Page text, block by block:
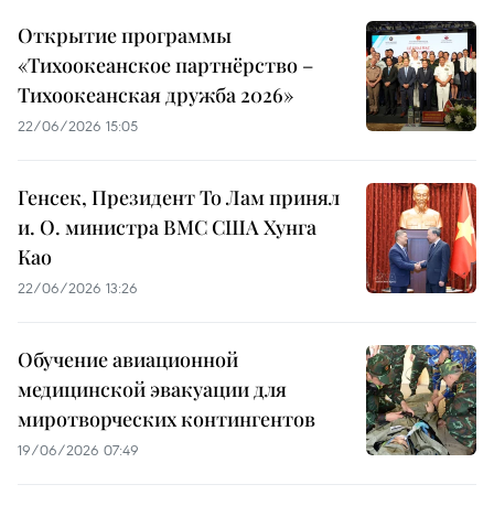
Открытие программы
«Тихоокеанское партнёрство –
Тихоокеанская дружба 2026»
22/06/2026 15:05
Генсек, Президент То Лам принял
и. О. министра ВМС США Хунга
Као
22/06/2026 13:26
Обучение авиационной
медицинской эвакуации для
миротворческих контингентов
19/06/2026 07:49